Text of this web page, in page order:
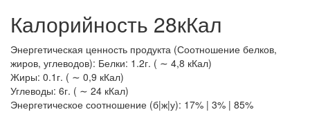
Калорийность 28кКал
Энергетическая ценность продукта (Соотношение белков,
жиров, углеводов): Белки: 1.2г. ( ∼ 4,8 кКал)
Жиры: 0.1г. ( ∼ 0,9 кКал)
Углеводы: 6г. ( ∼ 24 кКал)
Энергетическое соотношение (б|ж|у): 17% | 3% | 85%